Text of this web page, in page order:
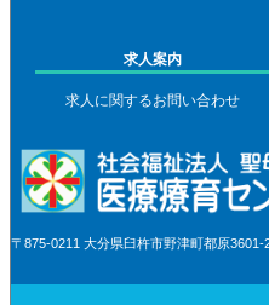
求人案内
求人に関するお問い合わせ
〒875-0211 大分県臼杵市野津町都原